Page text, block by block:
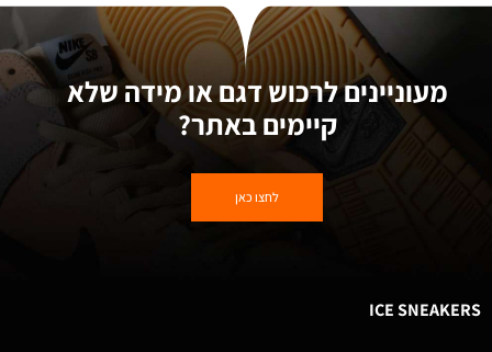
מעוניינים לרכוש דגם או מידה שלא
קיימים באתר?
לחצו כאן
ICE SNEAKERS